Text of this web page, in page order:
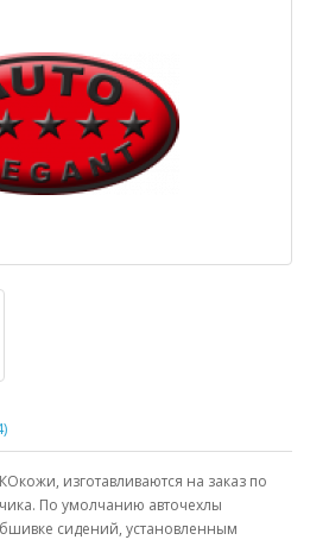
изготавливаются на заказ по
По умолчанию авточехлы
сидений, установленным